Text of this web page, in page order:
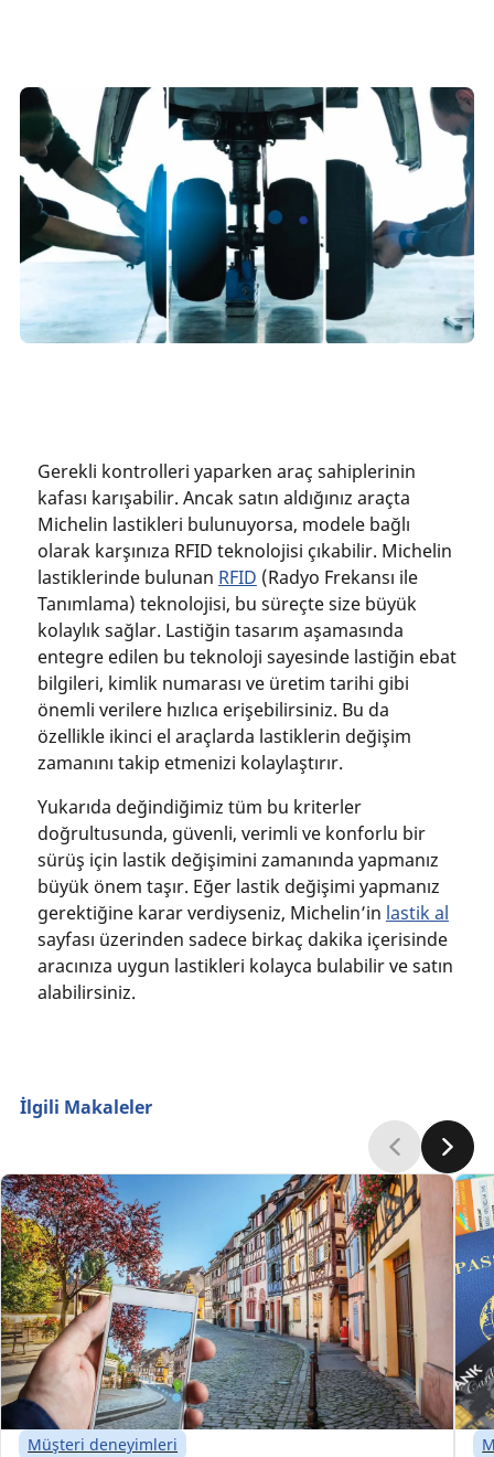
Gerekli kontrolleri yaparken araç sahiplerinin
kafası karışabilir. Ancak satın aldığınız araçta
Michelin lastikleri bulunuyorsa, modele bağlı
olarak karşınıza RFID teknolojisi çıkabilir. Michelin
lastiklerinde bulunan RFID (Radyo Frekansı ile
Tanımlama) teknolojisi, bu süreçte size büyük
kolaylık sağlar. Lastiğin tasarım aşamasında
entegre edilen bu teknoloji sayesinde lastiğin ebat
bilgileri, kimlik numarası ve üretim tarihi gibi
önemli verilere hızlıca erişebilirsiniz. Bu da
özellikle ikinci el araçlarda lastiklerin değişim
zamanını takip etmenizi kolaylaştırır.
Yukarıda değindiğimiz tüm bu kriterler
doğrultusunda, güvenli, verimli ve konforlu bir
sürüş için lastik değişimini zamanında yapmanız
büyük önem taşır. Eğer lastik değişimi yapmanız
gerektiğine karar verdiyseniz, Michelin’in lastik al
sayfası üzerinden sadece birkaç dakika içerisinde
aracınıza uygun lastikleri kolayca bulabilir ve satın
alabilirsiniz.
İlgili Makaleler
Müşteri deneyimleri